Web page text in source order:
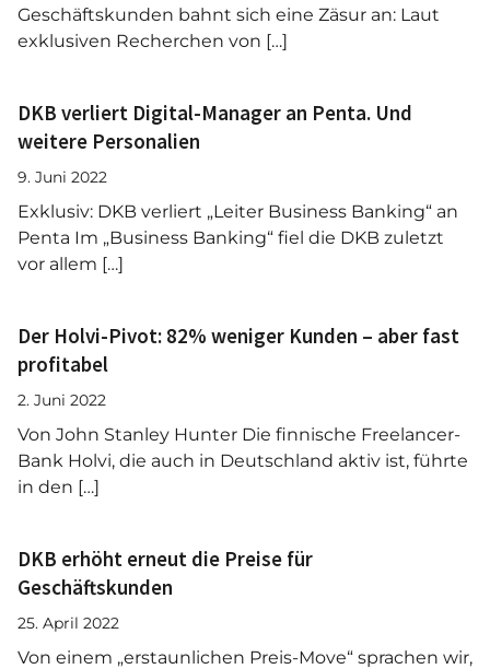
Geschäftskunden bahnt sich eine Zäsur an: Laut
exklusiven Recherchen von […]
DKB verliert Digital-Manager an Penta. Und
weitere Personalien
9. Juni 2022
Exklusiv: DKB verliert „Leiter Business Banking“ an
Penta Im „Business Banking“ fiel die DKB zuletzt
vor allem […]
Der Holvi-Pivot: 82% weniger Kunden – aber fast
profitabel
2. Juni 2022
Von John Stanley Hunter Die finnische Freelancer-
Bank Holvi, die auch in Deutschland aktiv ist, führte
in den […]
DKB erhöht erneut die Preise für
Geschäftskunden
25. April 2022
Von einem „erstaunlichen Preis-Move“ sprachen wir,